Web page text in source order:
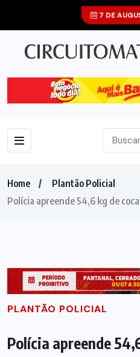
7 DE
Home
Plantão Policial
Polícia apreende 54,6 kg de
PLANTÃO POLICIAL
Polícia apreende